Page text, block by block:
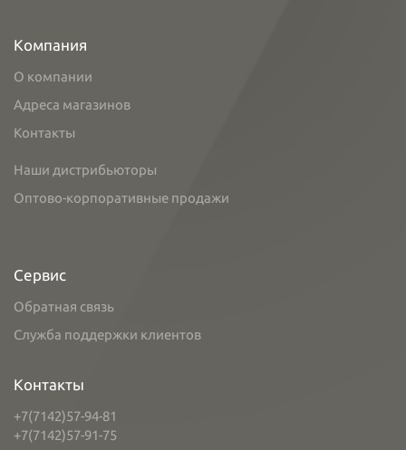
Компания
О компании
Адреса магазинов
Контакты
Наши дистрибьюторы
Оптово-корпоративные продажи
Сервис
Обратная связь
Служба поддержки клиентов
Контакты
+7(7142)57-94-81
+7(7142)57-91-75